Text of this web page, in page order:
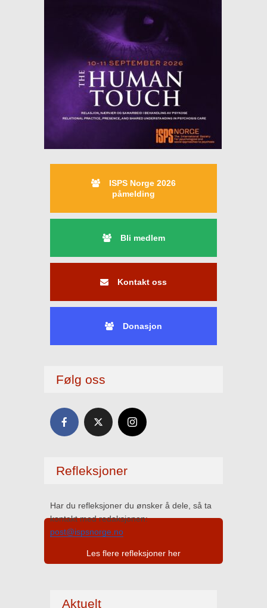
ISPS Norge 2026
påmelding
Bli medlem
Kontakt oss
Donasjon
Følg oss
Refleksjoner
Har du refleksjoner du ønsker å dele, så ta
kontakt med redaksjonen:
post@ispsnorge.no
Les flere refleksjoner her
Aktuelt